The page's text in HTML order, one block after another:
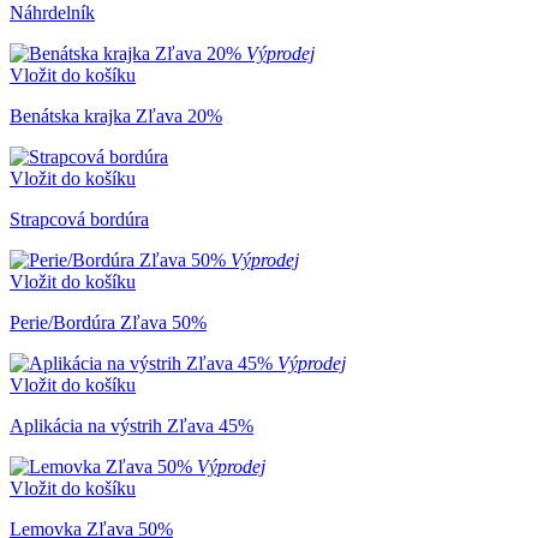
Náhrdelník
Výprodej
Vložit do košíku
Benátska krajka Zľava 20%
Vložit do košíku
Strapcová bordúra
Výprodej
Vložit do košíku
Perie/Bordúra Zľava 50%
Výprodej
Vložit do košíku
Aplikácia na výstrih Zľava 45%
Výprodej
Vložit do košíku
Lemovka Zľava 50%